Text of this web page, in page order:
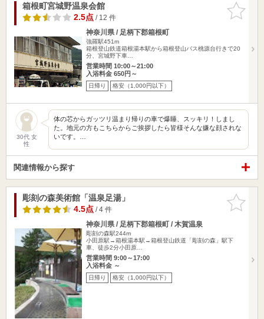
お気に入
りに追加
箱根町宮城野温泉会館
2.5点/ 12 件
神奈川県 / 足柄下郡箱根町
強羅駅451m
箱根登山鉄道箱根湯本駅から箱根登山バス桃源台行きで20
分、宮城野下車…
営業時間 10:00～21:00
入浴料金 650円～
日帰り 格安（1,000円以下）
30代 女
性
体の芯からガッツリ温まり帰りの車で爆睡、スッキリ！しまし
た。地元の方もこちらからご挨拶したら皆様そんな嫌な顔されな
いです。…
関連情報から探す
お気に入
りに追加
彫刻の森美術館「温泉足湯」
4.5点/ 4 件
神奈川県 / 足柄下郡箱根町 / 木賀温泉
彫刻の森駅244m
小田原駅→箱根湯本駅→箱根登山鉄道「彫刻の森」駅下
車、徒歩2分小田原…
営業時間 9:00～17:00
入浴料金 ～
日帰り 格安（1,000円以下）